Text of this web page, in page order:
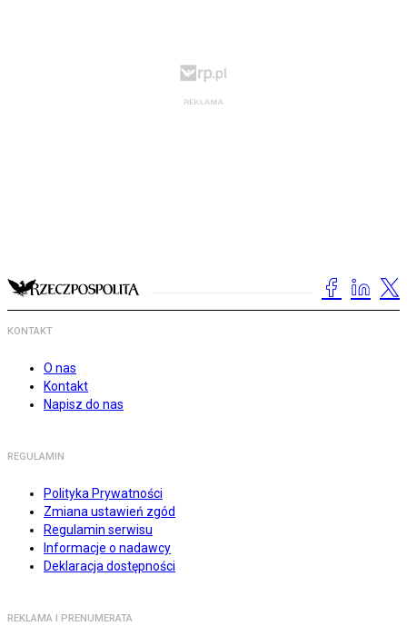
KONTAKT
O nas
Kontakt
Napisz do nas
REGULAMIN
Polityka Prywatności
Zmiana ustawień zgód
Regulamin serwisu
Informacje o nadawcy
Deklaracja dostępności
REKLAMA I PRENUMERATA